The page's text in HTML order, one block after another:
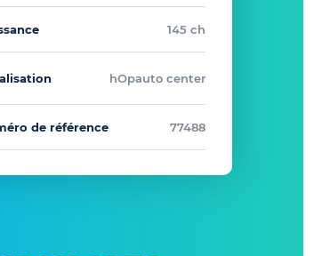
145 ch
hOpauto center
de référence 77488